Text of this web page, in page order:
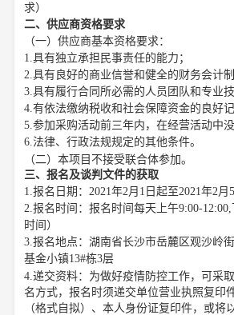
求）
二、供应商资格要求
（一）供应商基本资格要求：
1.具有独立承担民事责任的能力；
2.具有良好的商业信誉和健全的财务会计制
3.具有履行合同所必需的人员团队和专业技
4.有依法缴纳税收和社会保障资金的良好记
5.参加采购活动前三年内，在经营活动中
6.法律、行政法规规定的其他条件。
（二）本项目不接受联合体参加。
三、报名及谈判文件的获取
1.报名日期：2021年2月1日起至2021年2月
2.报名时间：报名时间每天上午9:00-
时间）
3.报名地点：湖南省长沙市岳麓区观沙岭
基金小镇13#栋3层
4.递交资料：为做好疫情防控工作，可采
名方式，报名时须递交单位营业执照复印
（格式自拟）、本人身份证复印件，或将